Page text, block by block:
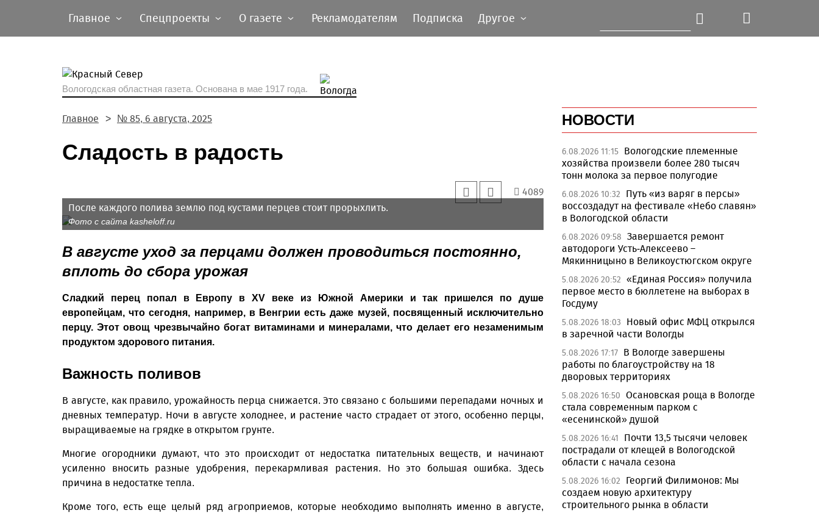
Главное Спецпроекты О газете Рекламодателям Подписка Другое
Вологодская областная газета. Основана в мае 1917 года.
Главное № 85, 6 августа, 2025
Сладость в радость
4089
После каждого полива землю под кустами перцев стоит прорыхлить.
Фото с сайта kasheloff.ru
В августе уход за перцами должен проводиться постоянно,
вплоть до сбора урожая
Сладкий перец попал в Европу в XV веке из Южной Америки и так пришелся по душе
европейцам, что сегодня, например, в Венгрии есть даже музей, посвященный исключительно
перцу. Этот овощ чрезвычайно богат витаминами и минералами, что делает его незаменимым
продуктом здорового питания.
Важность поливов
В августе, как правило, урожайность перца снижается. Это связано с большими перепадами ночных и
дневных температур. Ночи в августе холоднее, и растение часто страдает от этого, особенно перцы,
выращиваемые на грядке в открытом грунте.
Многие огородники думают, что это происходит от недостатка питательных веществ, и начинают
усиленно вносить разные удобрения, перекармливая растения. Но это большая ошибка. Здесь
причина в недостатке тепла.
Кроме того, есть еще целый ряд агроприемов, которые необходимо выполнять именно в августе,
НОВОСТИ
6.08.2026 11:15 Вологодские племенные
хозяйства произвели более 280 тысяч
тонн молока за первое полугодие
6.08.2026 10:32
Путь «из варяг в персы»
воссоздадут на фестивале «Небо славян»
в Вологодской области
6.08.2026 09:58 Завершается ремонт
автодороги Усть-Алексеево –
Мякинницыно в Великоустюгском округе
5.08.2026 20:52 «Единая Россия» получила
первое место в бюллетене на выборах в
Госдуму
5.08.2026 18:03
Новый офис МФЦ открылся
в заречной части Вологды
5.08.2026 17:17 В Вологде завершены
работы по благоустройству на 18
дворовых территориях
5.08.2026 16:50 Осановская роща в Вологде
стала современным парком с
«есенинской» душой
5.08.2026 16:41
Почти 13,5 тысячи человек
пострадали от клещей в Вологодской
области с начала сезона
5.08.2026 16:02
Георгий Филимонов: Мы
создаем новую архитектуру
строительного рынка в области